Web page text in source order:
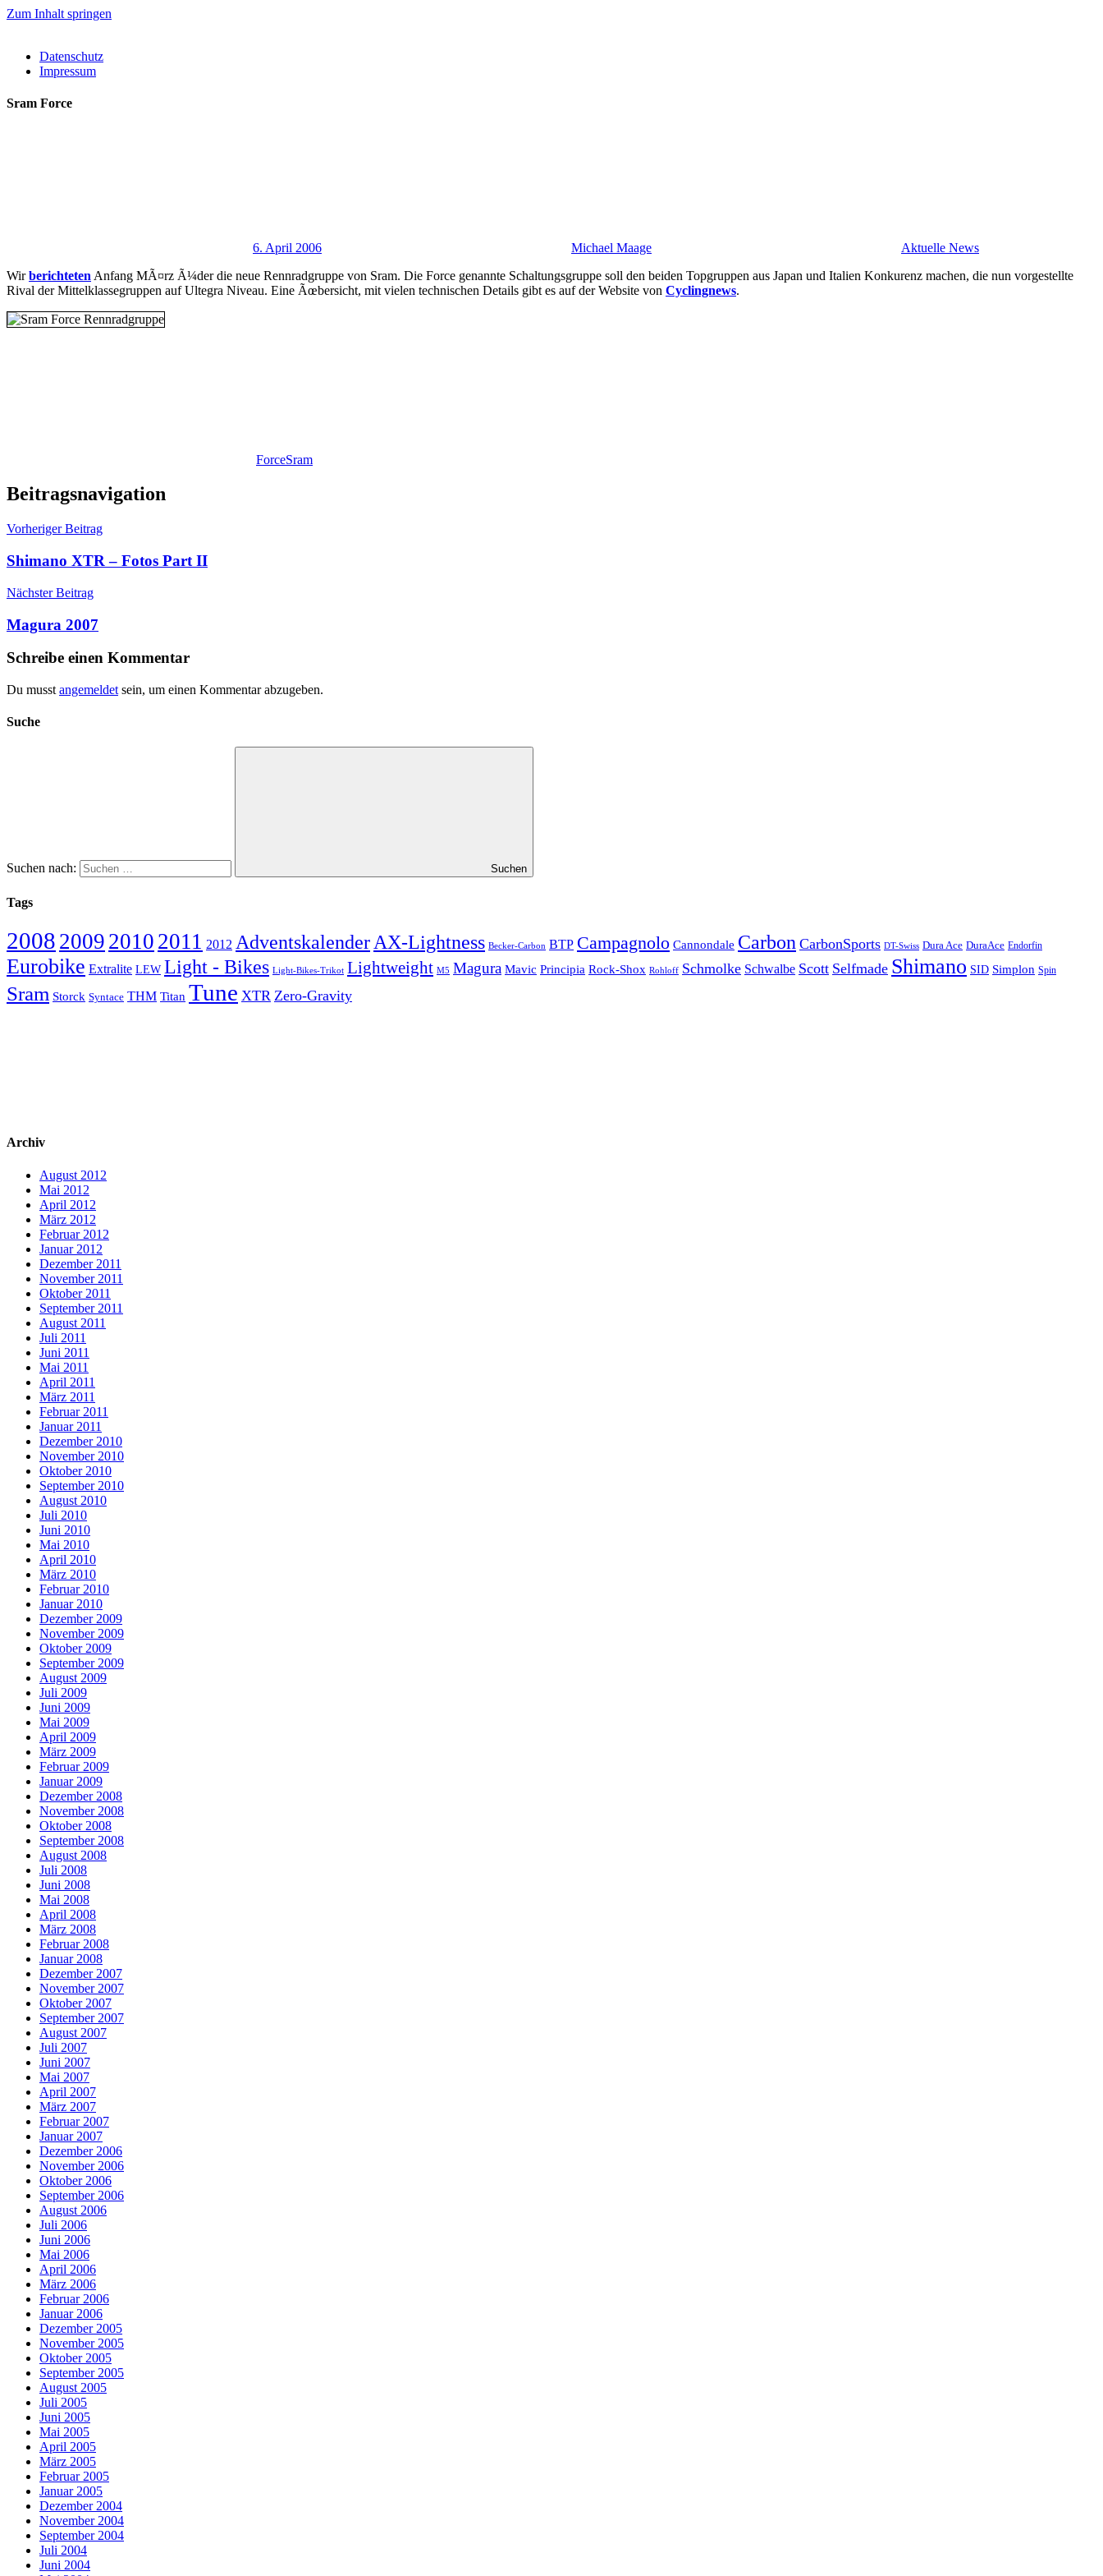
Zum Inhalt springen
Datenschutz
Impressum
Sram Force
6. April 2006 Michael Maage
Aktuelle News
Wirberichteten Anfang MÃ¤rz Ã¼der die neue Rennradgruppe von Sram. Die Force genannte Schaltungsgruppe soll den beiden Topgruppen aus Japan und Italien Konkurenz machen, die nun vorgestellte
Rival der Mittelklassegruppen auf Ultegra Niveau. Eine Ãœbersicht, mit vielen technischen Details gibt es auf der Website von Cyclingnews.
ForceSram
Beitragsnavigation
Vorheriger Beitrag
Shimano XTR – Fotos Part II
Nächster Beitrag
Magura 2007
Schreibe einen Kommentar
Du musst angemeldet sein, um einen Kommentar abzugeben.
Suche
Suchen nach: Suchen
Tags
2008 2009 2010 2011 2012 Adventskalender AX-Lightness Becker-Carbon BTP Campagnolo Cannondale Carbon CarbonSports DT-Swiss Dura Ace DuraAce Endorfin
Eurobike Extralite LEW Light - Bikes Light-Bikes-Trikot Lightweight M5 Magura Mavic Principia Rock-Shox Rohloff Schmolke Schwalbe Scott Selfmade Shimano SID Simplon Spin
Sram Storck Syntace THM Titan Tune XTR Zero-Gravity
Archiv
August 2012
Mai 2012
April 2012
März 2012
Februar 2012
Januar 2012
Dezember 2011
November 2011
Oktober 2011
September 2011
August 2011
Juli 2011
Juni 2011
Mai 2011
April 2011
März 2011
Februar 2011
Januar 2011
Dezember 2010
November 2010
Oktober 2010
September 2010
August 2010
Juli 2010
Juni 2010
Mai 2010
April 2010
März 2010
Februar 2010
Januar 2010
Dezember 2009
November 2009
Oktober 2009
September 2009
August 2009
Juli 2009
Juni 2009
Mai 2009
April 2009
März 2009
Februar 2009
Januar 2009
Dezember 2008
November 2008
Oktober 2008
September 2008
August 2008
Juli 2008
Juni 2008
Mai 2008
April 2008
März 2008
Februar 2008
Januar 2008
Dezember 2007
November 2007
Oktober 2007
September 2007
August 2007
Juli 2007
Juni 2007
Mai 2007
April 2007
März 2007
Februar 2007
Januar 2007
Dezember 2006
November 2006
Oktober 2006
September 2006
August 2006
Juli 2006
Juni 2006
Mai 2006
April 2006
März 2006
Februar 2006
Januar 2006
Dezember 2005
November 2005
Oktober 2005
September 2005
August 2005
Juli 2005
Juni 2005
Mai 2005
April 2005
März 2005
Februar 2005
Januar 2005
Dezember 2004
November 2004
September 2004
Juli 2004
Juni 2004